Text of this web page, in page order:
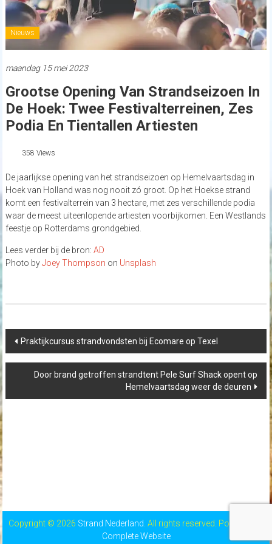
Nieuws
maandag 15 mei 2023
Grootse Opening Van Strandseizoen In
De Hoek: Twee Festivalterreinen, Zes
Podia En Tientallen Artiesten
358 Views
De jaarlijkse opening van het strandseizoen op Hemelvaartsdag in
Hoek van Holland was nog nooit zó groot. Op het Hoekse strand
komt een festivalterrein van 3 hectare, met zes verschillende podia
waar de meest uiteenlopende artiesten voorbijkomen. Een Westlands
feestje op Rotterdams grondgebied.
Lees verder bij de bron: AD
Photo byJoey Thompson on Unsplash
navigation
Praktijkcursus strandvondsten bij Ecomare op Texel
Door brand getroffen strandtent Pele Surf Shack opent op
Hemelvaartsdag weer de deuren
Copyright © 2026 Strand Nederland . All rights reserved. Powered by
Complete Website